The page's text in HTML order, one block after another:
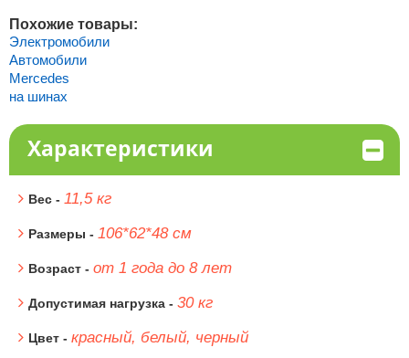
Похожие товары:
Электромобили
Автомобили
Mercedes
на шинах
Характеристики
Вес - 11,5 кг
Размеры - 106*62*48 см
Возраст - от 1 года до 8 лет
Допустимая нагрузка - 30 кг
Цвет - красный, белый, черный